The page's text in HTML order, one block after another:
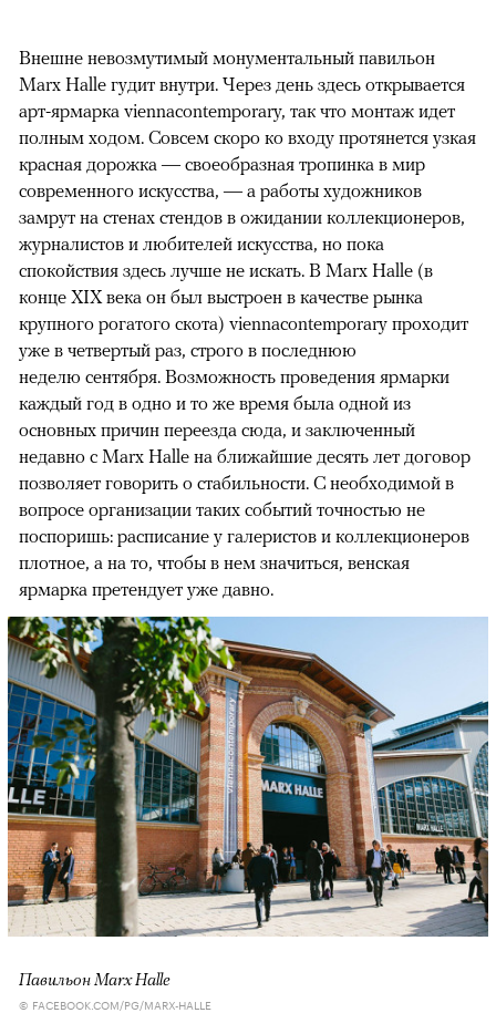
Внешне невозмутимый монументальный павильон
Marx Halle гудит внутри. Через день здесь открывается
арт-ярмарка viennacontemporary, так что монтаж идет
полным ходом. Совсем скоро ко входу протянется узкая
красная дорожка — своеобразная тропинка в мир
современного искусства, — а работы художников
замрут на стенах стендов в ожидании коллекционеров,
журналистов и любителей искусства, но пока
спокойствия здесь лучше не искать. В Marx Halle (в
конце XIX века он был выстроен в качестве рынка
крупного рогатого скота) viennacontemporary проходит
уже в четвертый раз, строго в последнюю
неделю сентября. Возможность проведения ярмарки
каждый год в одно и то же время была одной из
основных причин переезда сюда, и заключенный
недавно с Marx Halle на ближайшие десять лет договор
позволяет говорить о стабильности. С необходимой в
вопросе организации таких событий точностью не
поспоришь: расписание у галеристов и коллекционеров
плотное, а на то, чтобы в нем значиться, венская
ярмарка претендует уже давно.
Павильон Marx Halle
© FACEBOOK.COM/PG/MARX-HALLE